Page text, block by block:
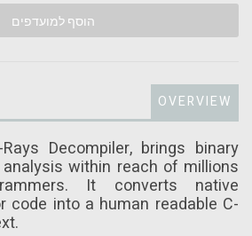
הוסף למועדפים
OVERVIEW
Decompiler, brings binary
within reach of millions
It converts native
code into a human readable C-